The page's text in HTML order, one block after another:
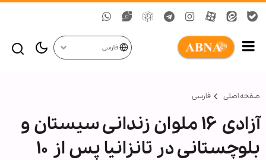
فارسی
صفحه اصلی فارسی
آزادی ۱۶ ملوان زندانی سیستان و
بلوچستانی در تانزانیا پس از ۱۰